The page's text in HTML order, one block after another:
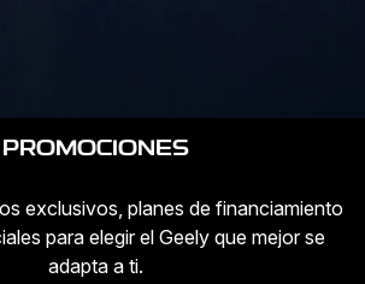
PROMOCIONES
exclusivos, planes de financiamiento
para elegir el Geely que mejor se
adapta a ti.